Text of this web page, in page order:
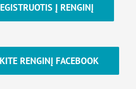
Į RENGINĮ
RENGINĮ FACEBOOK